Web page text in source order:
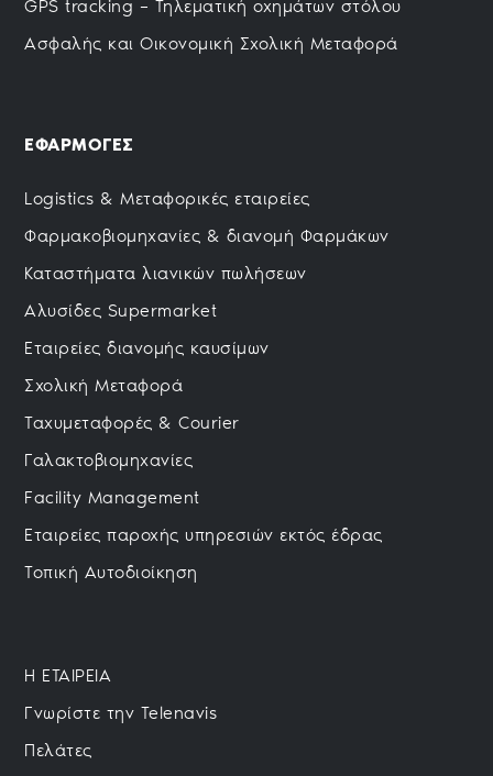
GPS tracking – Τηλεματική οχημάτων στόλου
Ασφαλής και Οικονομική Σχολική Μεταφορά
ΕΦΑΡΜΟΓΕΣ
Logistics & Μεταφορικές εταιρείες
Φαρμακοβιομηχανίες & διανομή Φαρμάκων
Καταστήματα λιανικών πωλήσεων
Αλυσίδες Supermarket
Εταιρείες διανομής καυσίμων
Σχολική Μεταφορά
Ταχυμεταφορές & Courier
Γαλακτοβιομηχανίες
Facility Management
Εταιρείες παροχής υπηρεσιών εκτός έδρας
Τοπική Αυτοδιοίκηση
H ΕΤΑΙΡΕΙΑ
Γνωρίστε την Telenavis
Πελάτες